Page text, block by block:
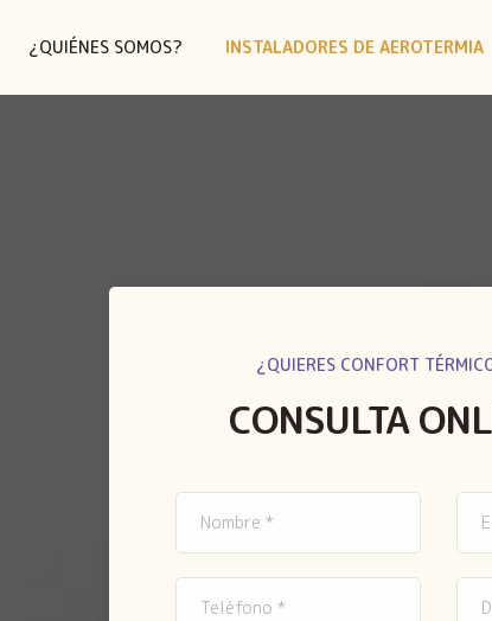
¿QUIÉNES SOMOS? INSTALADORES DE AEROTERMIA
¿QUIERES CONFORT
CONSULTA